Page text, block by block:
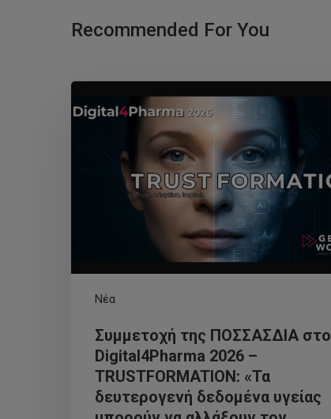
Recommended For You
Νέα
Συμμετοχή της ΠΟΣΣΑΣΔΙΑ στο
Digital4Pharma 2026 –
TRUSTFORMATION: «Τα
δευτερογενή δεδομένα υγείας